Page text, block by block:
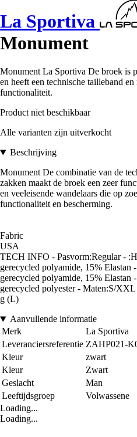
La Sportiva
Monument
Monument La Sportiva De broek is
en heeft een technische tailleband
functionaliteit.
Product niet beschikbaar
Alle varianten zijn uitverkocht
Beschrijving
Monument De combinatie van de
zakken maakt de broek een zeer
en veeleisende wandelaars die op
functionaliteit en bescherming.
Fabric
USA
TECH INFO - Pasvorm:Regular -
gerecycled polyamide, 15%
gerecycled polyamide, 15%
gerecycled polyester - Maten:S/
g (L)
Aanvullende informatie
Merk
La Sportiva
Leveranciersreferentie ZAHP021-
Kleur
zwart
Kleur
Zwart
Geslacht
Man
Leeftijdsgroep
Volwassene
Loading...
Loading...